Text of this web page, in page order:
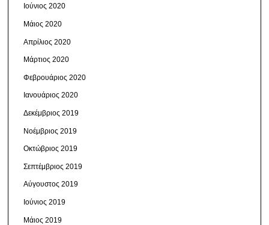
Ιούνιος 2020
Μάιος 2020
Απρίλιος 2020
Μάρτιος 2020
Φεβρουάριος 2020
Ιανουάριος 2020
Δεκέμβριος 2019
Νοέμβριος 2019
Οκτώβριος 2019
Σεπτέμβριος 2019
Αύγουστος 2019
Ιούνιος 2019
Μάιος 2019